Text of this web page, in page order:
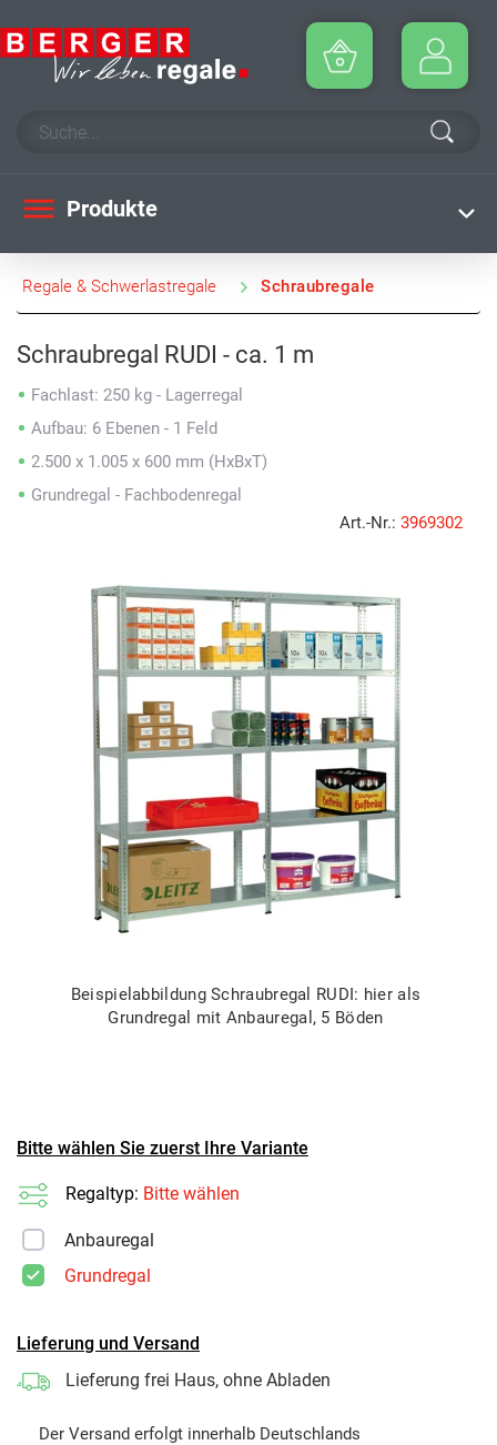
Produkte
Regale & Schwerlastregale Schraubregale
Schraubregal RUDI - ca. 1 m
Fachlast: 250 kg - Lagerregal
Aufbau: 6 Ebenen - 1 Feld
2.500 x 1.005 x 600 mm (HxBxT)
Grundregal - Fachbodenregal
Art.-Nr.: 3969302
Beispielabbildung Schraubregal RUDI: hier als
Grundregal mit Anbauregal, 5 Böden
Bitte wählen Sie zuerst Ihre Variante
Regaltyp: Bitte wählen
Anbauregal
Grundregal
Lieferung und Versand
Lieferung frei Haus, ohne Abladen
Der Versand erfolgt innerhalb Deutschlands